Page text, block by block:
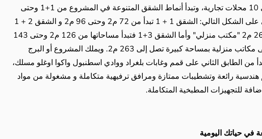
شقق مكتبية بالإضافة إلى 10 محلات تجارية، وتبدأ أنماط الشقق المتنوعة في المشروع من 1+1 وحتى
3+1 وأما المساحات فهي على الشكل التالي: الشقق 1 + 1 تبدأ من 72 م2 وحتى 96 م2 و الشقق 2 + 1
تبدأ من 108 م2 وحتى 263 م2 "مكتب منزلي" وأما الشقق 3+1 فتبدأ مساحاتها من 126 م2 وحتى 143
م2، كما يحتوي اللوبي على مكاتب منزلية بمساحة كبيرة تصل إلى 263 م2. ويملك المشروع أو البرج
من الطابق الثاني على قمم وغابات بلغراد ووادي اسطنبول واكوا اوغلو مسلك،
هندسية رائعة وتشطيبات ممتازة ومرافق ترفيهية متكاملة و مشغولة من مواد
للتجهيزات المطبخية المتكاملة.
في حياتك اليومية